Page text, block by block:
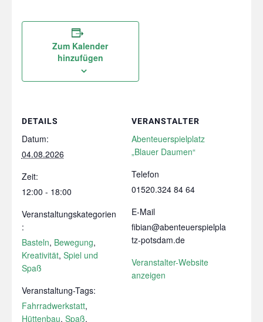
Zum Kalender
hinzufügen
DETAILS
Datum:
04.08.2026
Zeit:
12:00 - 18:00
Veranstaltungskategorien
:
Basteln, Bewegung,
Kreativität, Spiel und
Spaß
Veranstaltung-Tags:
Fahrradwerkstatt,
Hüttenbau, Spaß,
VERANSTALTER
Abenteuerspielplatz
„Blauer Daumen“
Telefon
01520.324 84 64
E-Mail
fibian@abenteuerspielpla
tz-potsdam.de
Veranstalter-Website
anzeigen